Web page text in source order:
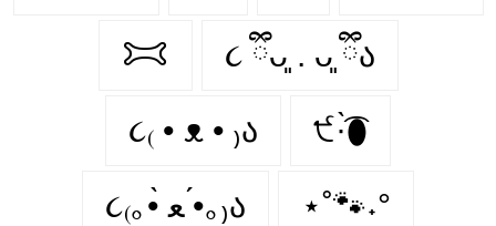
𐂯 ૮ ྀིᴗ͈ . ᴗ͈ ྀིა
૮₍ • ᴥ • ₎ა ੯·̀͡⬮
૮₍｡•̀ ﻌ •́｡₎ა ⋆˚🐾˖°